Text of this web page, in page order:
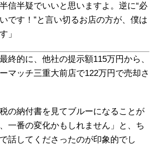
半信半疑でいいと思いますよ。逆に“必
です！”と言い切るお店の方が、僕は
」
終的に、他社の提示額115万円から、
マッチ三重大前店で122万円で売却さ
の納付書を見てブルーになることが
一番の変化かもしれません」と、ち
話してくださったのが印象的でし